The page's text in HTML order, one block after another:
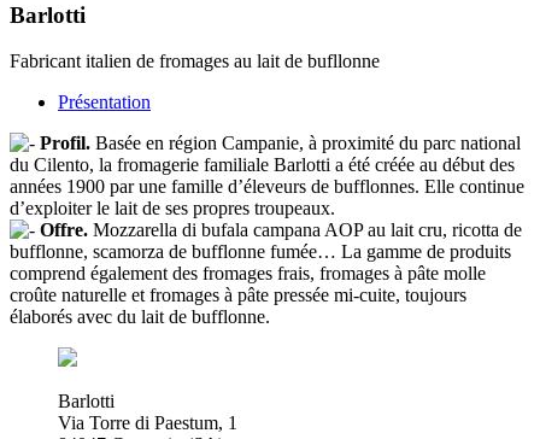
Barlotti
Fabricant italien de fromages au lait de bufllonne
Présentation
Profil. Basée en région Campanie, à proximité du parc national
du Cilento, la fromagerie familiale Barlotti a été créée au début des
années 1900 par une famille d’éleveurs de bufflonnes. Elle continue
d’exploiter le lait de ses propres troupeaux.
Offre. Mozzarella di bufala campana AOP au lait cru, ricotta de
bufflonne, scamorza de bufflonne fumée… La gamme de produits
comprend également des fromages frais, fromages à pâte molle
croûte naturelle et fromages à pâte pressée mi-cuite, toujours
élaborés avec du lait de bufflonne.
Barlotti
Via Torre di Paestum, 1